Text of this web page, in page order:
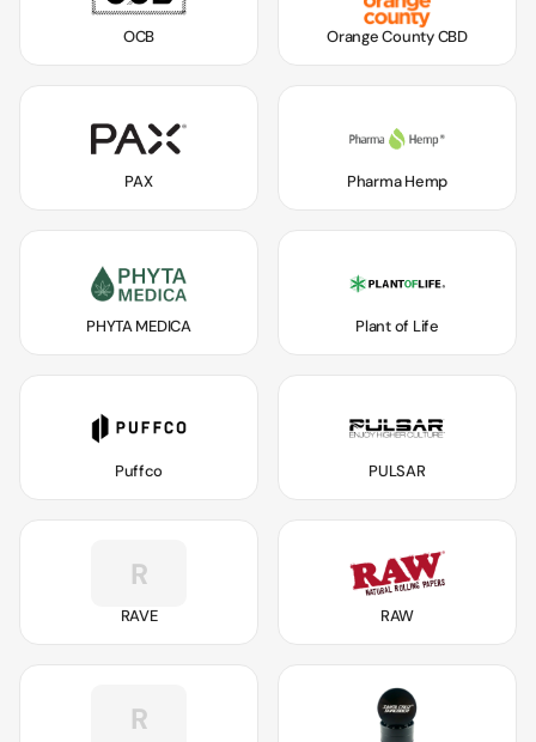
OCB Orange County CBD
PAX Pharma Hemp
PHYTA MEDICA Plant of Life
Puffco PULSAR
R
RAVE RAW
R